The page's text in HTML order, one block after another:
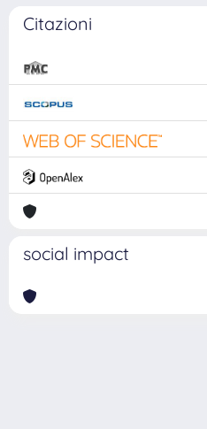
Citazioni
social impact